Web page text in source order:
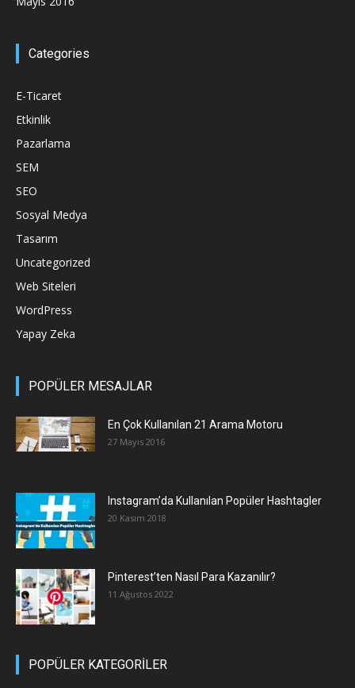
Categories
E-Ticaret
Etkinlik
Pazarlama
SEM
SEO
Sosyal Medya
Tasarım
Uncategorized
Web Siteleri
WordPress
Yapay Zeka
POPÜLER MESAJLAR
En Çok Kullanılan 21 Arama Motoru
27 Mayıs 2016
Instagram’da Kullanılan Popüler Hashtagler
20 Kasım 2018
Pinterest’ten Nasıl Para Kazanılır?
11 Ağustos 2022
POPÜLER KATEGORİLER